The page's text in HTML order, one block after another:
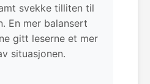
svekke tilliten til
En mer balansert
gitt leserne et mer
situasjonen.